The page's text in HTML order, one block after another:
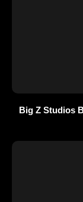
Big Z Studios